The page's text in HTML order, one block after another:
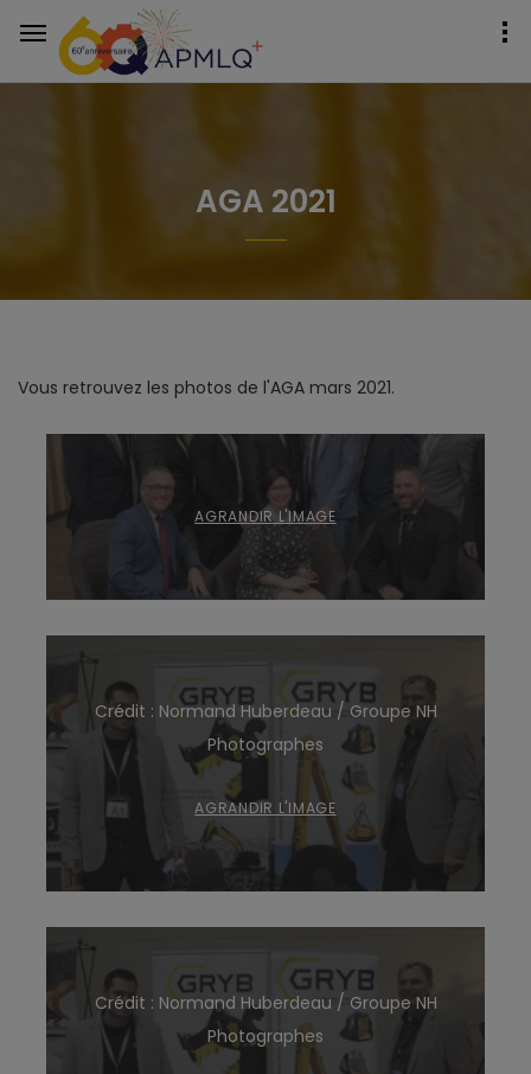
AGA 2021
Vous retrouvez les photos de l'AGA mars 2021.
AGRANDIR L'IMAGE
Crédit : Normand Huberdeau / Groupe NH
Photographes
AGRANDIR L'IMAGE
Crédit : Normand Huberdeau / Groupe NH
Photographes